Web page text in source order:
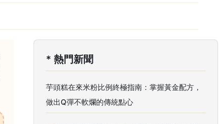
* 熱門新聞
芋頭糕在來米粉比例終極指南：掌握黃金配方，
做出Q彈不軟爛的傳統點心